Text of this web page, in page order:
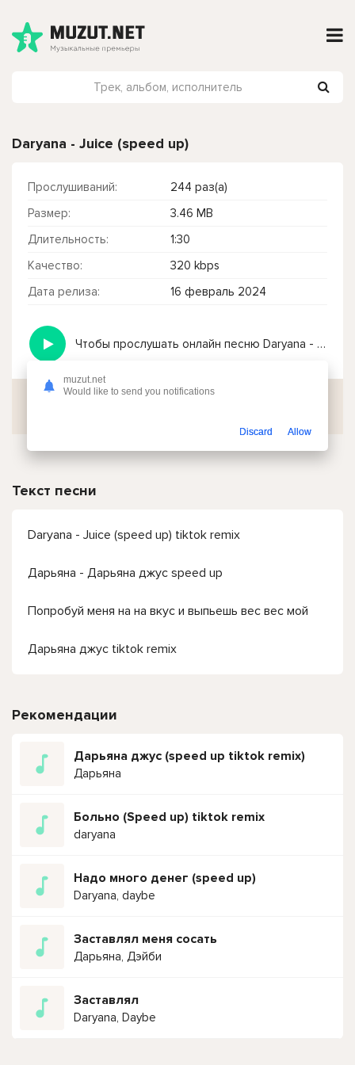
Daryana - Juice (speed up)
Прослушиваний:
244 раз(а)
Размер:
3.46 MB
Длительность:
1:30
Качество:
320 kbps
Дата релиза:
16 февраль 2024
Чтобы прослушать онлайн песню Daryana - Juice (speed up) нажмите на кнопку плей с светом зелений
Текст песни
Daryana - Juice (speed up) tiktok remix
Дарьяна - Дарьяна джус speed up
Попробуй меня на на вкус и выпьешь вес вес мой
Дарьяна джус tiktok remix
Рекомендации
Дарьяна джус (speed up tiktok remix)
Дарьяна
Больно (Speed up) tiktok remix
daryana
Надо много денег (speed up)
Daryana, daybe
Заставлял меня сосать
Дарьяна, Дэйби
Заставлял
Daryana, Daybe
muzut.net
Would like to send you notifications
Discard Allow